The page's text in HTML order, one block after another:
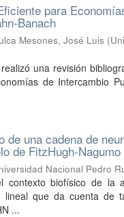
para
Banach
Mesones, José Luis (
una revisión
de Intercambio
de una cadena de
de FitzHugh-Nagumo
Nacional Pedro
contexto biofísico de la
lineal que da cuenta de
...